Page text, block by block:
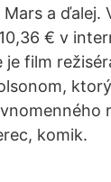
a ďalej.
€ v
je film
komik.